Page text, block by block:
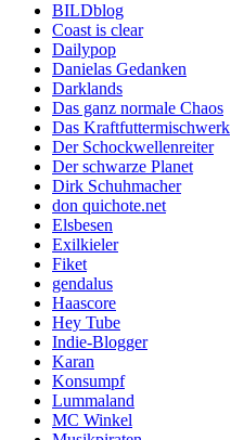
BILDblog
Coast is clear
Dailypop
Danielas Gedanken
Darklands
Das ganz normale Chaos
Das Kraftfuttermischwerk
Der Schockwellenreiter
Der schwarze Planet
Dirk Schuhmacher
don quichote.net
Elsbesen
Exilkieler
Fiket
gendalus
Haascore
Hey Tube
Indie-Blogger
Karan
Konsumpf
Lummaland
MC Winkel